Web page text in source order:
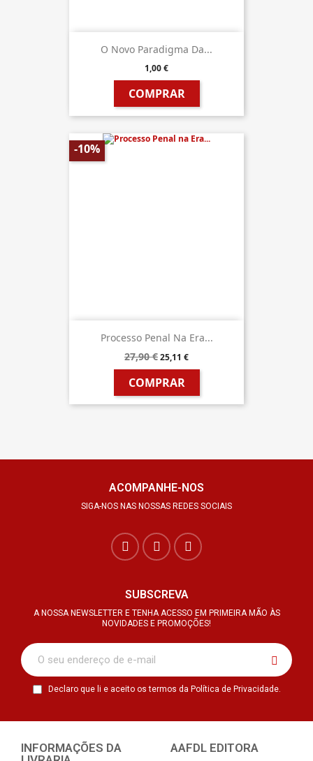
O Novo Paradigma Da...
1,00 €
COMPRAR
Processo Penal Na Era...
27,90 €25,11 €
COMPRAR
-10%
ACOMPANHE-NOS
SIGA-NOS NAS NOSSAS REDES SOCIAIS
SUBSCREVA
A NOSSA NEWSLETTER E TENHA ACESSO EM PRIMEIRA MÃO ÀS
NOVIDADES E PROMOÇÕES!
Declaro que li e aceito os termos da Política de Privacidade.
INFORMAÇÕES DA
AAFDL EDITORA